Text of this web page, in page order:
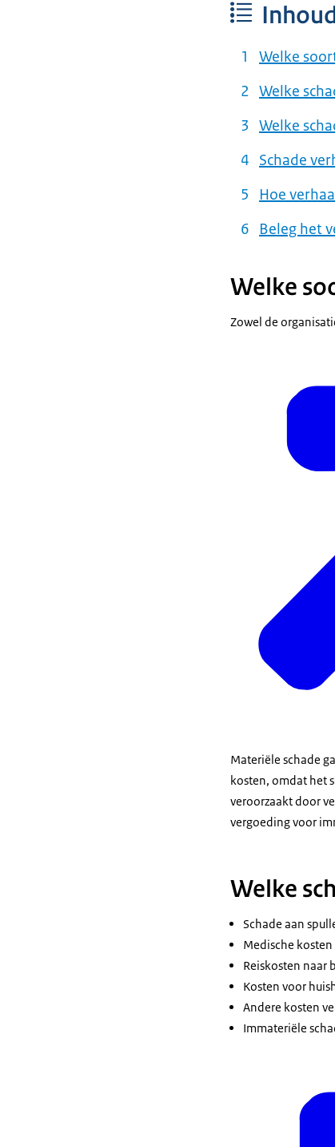
Welke
Welke
Welke
Schade
Hoe
Beleg het
Welke
Zowel de
Materiële schade
kosten, omdat het
veroorzaakt door
vergoeding voor
Welke
Schade aan
Medische
Reiskosten naar
Kosten voor
Andere kosten
Immateriële